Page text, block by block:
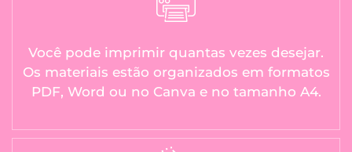
Você pode imprimir quantas vezes desejar.
Os materiais estão organizados em formatos
PDF, Word ou no Canva e no tamanho A4.